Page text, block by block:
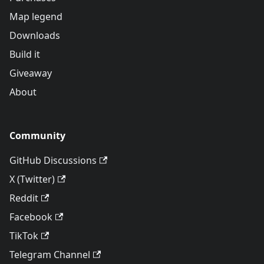
Map legend
Downloads
Build it
Giveaway
About
Community
GitHub Discussions
X (Twitter)
Reddit
Facebook
TikTok
Telegram Channel